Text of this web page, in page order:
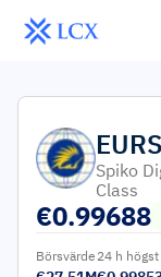
Spiko
Class
€0.99688
Börsvärde 24 h högst